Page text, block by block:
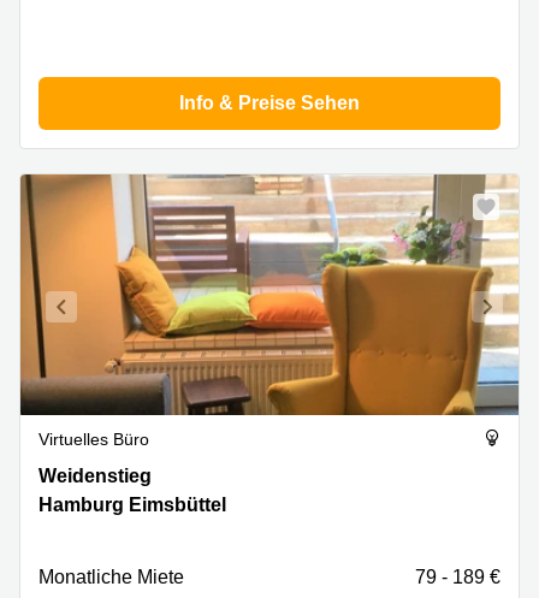
Info & Preise Sehen
Virtuelles Büro
Weidenstieg
9,
Weidenstieg
Hamburg Eimsbüttel
Monatliche Miete 79 - 189 €